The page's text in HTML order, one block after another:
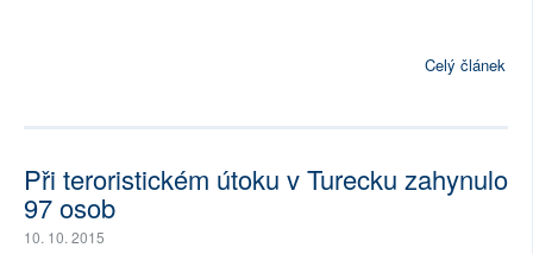
Celý článek
Při teroristickém útoku v Turecku zahynulo
97 osob
10. 10. 2015